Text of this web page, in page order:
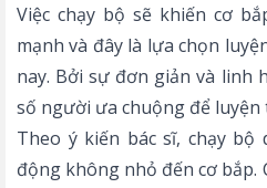
Việc chạy bộ sẽ khiến cơ
mạnh và đây là lựa chọn
nay. Bởi sự đơn giản và linh
số người ưa chuộng để luyện
Theo ý kiến bác sĩ, chạy
động không nhỏ đến cơ bắp.